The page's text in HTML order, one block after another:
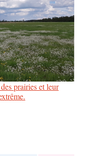
prairies et leur